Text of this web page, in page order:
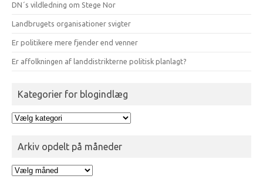
DN´s vildledning om Stege Nor
Landbrugets organisationer svigter
Er politikere mere fjender end venner
Er affolkningen af landdistrikterne politisk planlagt?
Kategorier for blogindlæg
Kategorier
blogindlæg
Arkiv opdelt på måneder
Arkiv